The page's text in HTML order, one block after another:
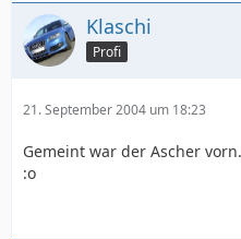
Klaschi
Profi
21. September 2004 um 18:23
Gemeint war der Ascher
:o